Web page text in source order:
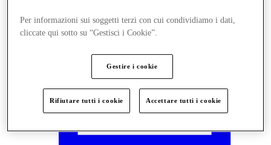
Per informazioni sui soggetti terzi con cui condividiamo i dati,
cliccate qui sotto su “Gestisci i Cookie”.
Gestire i cookie
Rifiutare tutti i cookie Accettare tutti i cookie